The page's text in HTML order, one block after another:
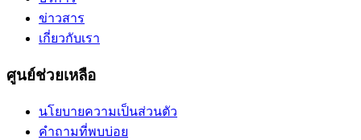
ข่าวสาร
เกี่ยวกับเรา
ศูนย์ช่วยเหลือ
นโยบายความเป็นส่วนตัว
คำถามที่พบบ่อย